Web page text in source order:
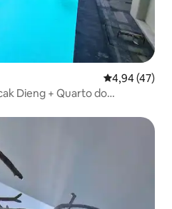
4,94 de uma
4,94 (47)
Dieng + Quarto do